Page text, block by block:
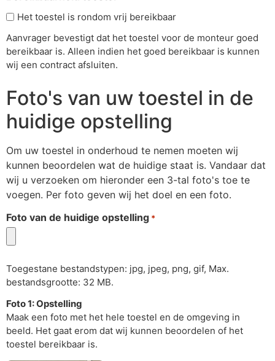
Het toestel is rondom vrij bereikbaar
Aanvrager bevestigt dat het toestel voor de monteur goed
bereikbaar is. Alleen indien het goed bereikbaar is kunnen
wij een contract afsluiten.
Foto's van uw toestel in de
huidige opstelling
Om uw toestel in onderhoud te nemen moeten wij
kunnen beoordelen wat de huidige staat is. Vandaar dat
wij u verzoeken om hieronder een 3-tal foto's toe te
voegen. Per foto geven wij het doel en een foto.
Foto van de huidige opstelling *
Toegestane bestandstypen: jpg, jpeg, png, gif, Max.
bestandsgrootte: 32 MB.
Foto 1: Opstelling
Maak een foto met het hele toestel en de omgeving in
beeld. Het gaat erom dat wij kunnen beoordelen of het
toestel bereikbaar is.